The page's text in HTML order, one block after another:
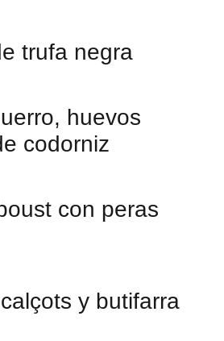
trufa negra
huevos
codorniz
con peras
y butifarra